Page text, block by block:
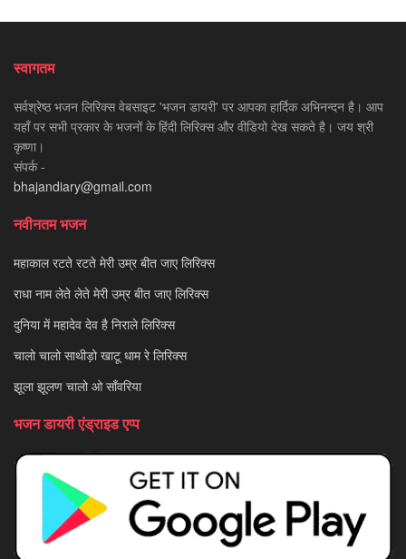
स्वागतम
सर्वश्रेष्ठ भजन लिरिक्स वेबसाइट 'भजन डायरी' पर आपका हार्दिक अभिनन्दन है। आप
यहाँ पर सभी प्रकार के भजनों के हिंदी लिरिक्स और वीडियो देख सकते है। जय श्री
कृष्णा।
संपर्क -
bhajandiary@gmail.com
नवीनतम भजन
महाकाल रटते रटते मेरी उम्र बीत जाए लिरिक्स
राधा नाम लेते लेते मेरी उम्र बीत जाए लिरिक्स
दुनिया में महादेव देव है निराले लिरिक्स
चालो चालो साथीड़ो खाटू धाम रे लिरिक्स
झूला झूलण चालो ओ साँवरिया
भजन डायरी एंड्राइड एप्प